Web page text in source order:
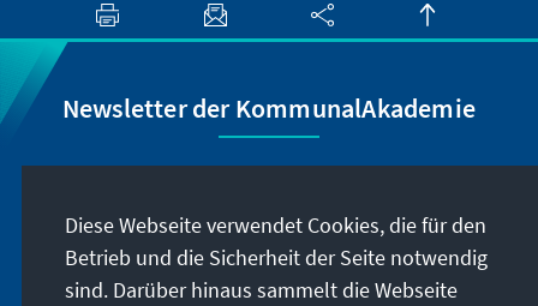
Newsletter der KommunalAkademie
KommunalAkademie sowie der Konrad-
Adenauer-Stiftung informieren.
Diese Webseite verwendet Cookies, die für den
Betrieb und die Sicherheit der Seite notwendig
sind. Darüber hinaus sammelt die Webseite